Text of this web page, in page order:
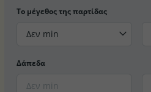
Το μέγεθος της παρτίδας
Δεν min
Δάπεδα